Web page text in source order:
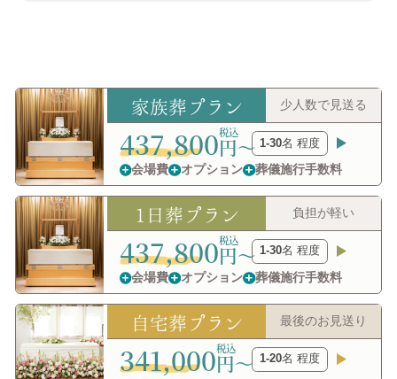
家族葬プラン 少人数で見送る
437,800円〜 1-30名 程度
会場費 オプション 葬儀施行手数料
1日葬プラン 負担が軽い
437,800円〜 1-30名 程度
会場費 オプション 葬儀施行手数料
自宅葬プラン 最後のお見送り
341,000円〜 1-20名 程度